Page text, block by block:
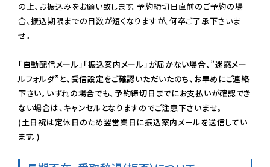
の上、お振込みをお願い致します。予約締切日直前のご予約の場
合、振込期限までの日数が短くなりますが、何卒ご了承下さいま
せ。
「自動配信メール」「振込案内メール」が届かない場合、”迷惑メー
ルフォルダ”と、受信設定をご確認いただいたのち、お早めにご連絡
下さい。いずれの場合でも、予約締切日までにお支払いが確認でき
ない場合は、キャンセルとなりますのでご注意下さいませ。
(土日祝は定休日のため翌営業日に振込案内メールを送信してい
ます。)